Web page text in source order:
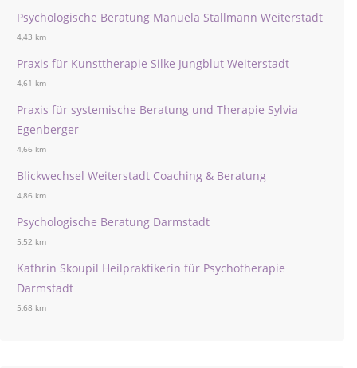
Psychologische Beratung Manuela Stallmann Weiterstadt
4,43 km
Praxis für Kunsttherapie Silke Jungblut Weiterstadt
4,61 km
Praxis für systemische Beratung und Therapie Sylvia
Egenberger
4,66 km
Blickwechsel Weiterstadt Coaching & Beratung
4,86 km
Psychologische Beratung Darmstadt
5,52 km
Kathrin Skoupil Heilpraktikerin für Psychotherapie
Darmstadt
5,68 km